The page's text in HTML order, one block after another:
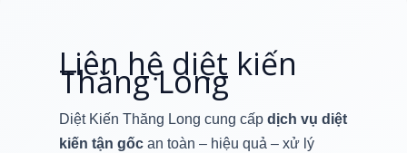
Liên hệ diệt kiến
Thăng Long
Diệt Kiến Thăng Long cung cấp dịch vụ diệt
kiến tận gốc an toàn – hiệu quả – xử lý